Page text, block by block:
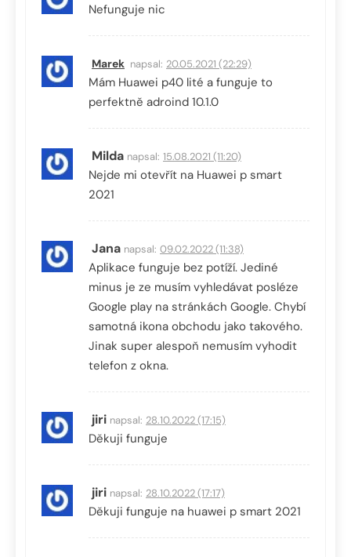
Nefunguje nic
Marek napsal: 20.05.2021 (22:29)
Mám Huawei p40 lité a funguje to
perfektně adroind 10.1.0
Milda napsal: 15.08.2021 (11:20)
Nejde mi otevřít na Huawei p smart
2021
Jana napsal: 09.02.2022 (11:38)
Aplikace funguje bez potíží. Jediné
minus je ze musím vyhledávat posléze
Google play na stránkách Google. Chybí
samotná ikona obchodu jako takového.
Jinak super alespoň nemusím vyhodit
telefon z okna.
jiri napsal: 28.10.2022 (17:15)
Děkuji funguje
jiri napsal: 28.10.2022 (17:17)
Děkuji funguje na huawei p smart 2021